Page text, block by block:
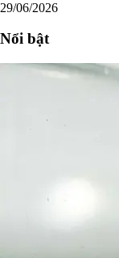
29/06/2026
Nổi bật